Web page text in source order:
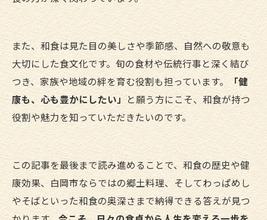
また、和食は見た目の美しさや季節感、自然への敬意も
大切にした食文化です。旬の食材や伝統行事と深く結び
つき、家族や地域の絆を育む役割も担っています。「健
康も、心も豊かにしたい」と願う方にこそ、和食が持つ
役割や魅力を知っていただきたいのです。
この記事を最後まで読み進めることで、和食の歴史や健
康効果、白岡市ならではの郷土料理、そしてわっぱめし
やそばといった和食の奥深さまで納得できる答えが見つ